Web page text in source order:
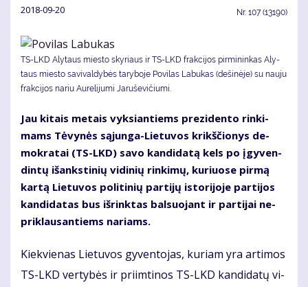
2018-09-20 Nr. 107 (13190)
TS-LKD Aly­taus mies­to sky­riaus ir TS-LKD frak­ci­jos pir­mi­nin­kas Aly­
taus mies­to sa­vi­val­dy­bės ta­ry­bo­je Po­vi­las La­bu­kas (dešinėje) su nauju
frakcijos nariu Aurelijumi Jaruševičiumi.
Jau ki­tais me­tais vyk­sian­tiems pre­zi­den­to rin­ki­
mams Tė­vy­nės są­jun­ga-Lie­tu­vos krikš­čio­nys de­
mok­ra­tai (TS-LKD) sa­vo kan­di­da­tą kels po įgy­ven­
din­tų iš­anks­ti­nių vi­di­nių rin­ki­mų, ku­riuo­se pir­mą
kar­tą Lie­tu­vos po­li­ti­nių par­ti­jų is­to­ri­jo­je par­ti­jos
kan­di­da­tas bus iš­rink­tas bal­suo­jant ir par­ti­jai ne­
pri­klau­san­tiems na­riams.
Kiek­vie­nas Lie­tu­vos gy­ven­to­jas, ku­riam yra ar­ti­mos
TS-LKD ver­ty­bės ir pri­im­ti­nos TS-LKD kan­di­da­tų vi­